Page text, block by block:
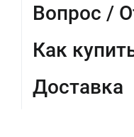
Вопрос /
Как
Доставка